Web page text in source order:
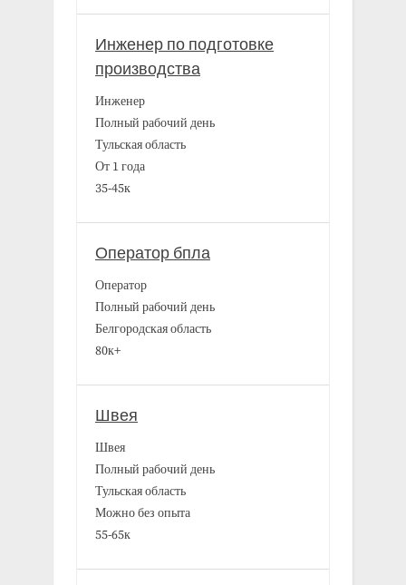
Инженер по подготовке
производства
Инженер
Полный рабочий день
Тульская область
От 1 года
35-45к
Оператор бпла
Оператор
Полный рабочий день
Белгородская область
80к+
Швея
Швея
Полный рабочий день
Тульская область
Можно без опыта
55-65к